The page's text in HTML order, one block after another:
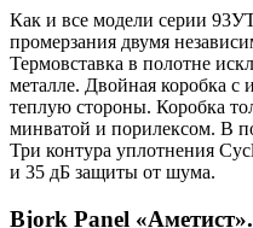
Как и все модели серии
промерзания двумя
Термовставка в полотне
металле. Двойная коробка с
теплую стороны. Коробка
минватой и порилексом. В
Три контура уплотнения
и 35 дБ защиты от шума.
Bjork Panel «Аметист».